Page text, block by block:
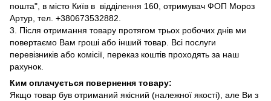
пошта", в місто Київ в відділення 160, отримувач ФОП Мороз
Артур, тел. +380673532882.
3. Після отримання товару протягом трьох робочих днів ми
повертаємо Вам гроші або інший товар. Всі послуги
перевізників або комісії, переказ коштів проходять за наш
рахунок.
Ким оплачується повернення товару:
Якщо товар був отриманий якісний (належної якості), але Ви з